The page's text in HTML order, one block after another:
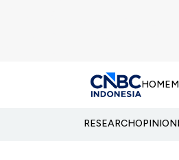
HOME
RESEARCHOPINION